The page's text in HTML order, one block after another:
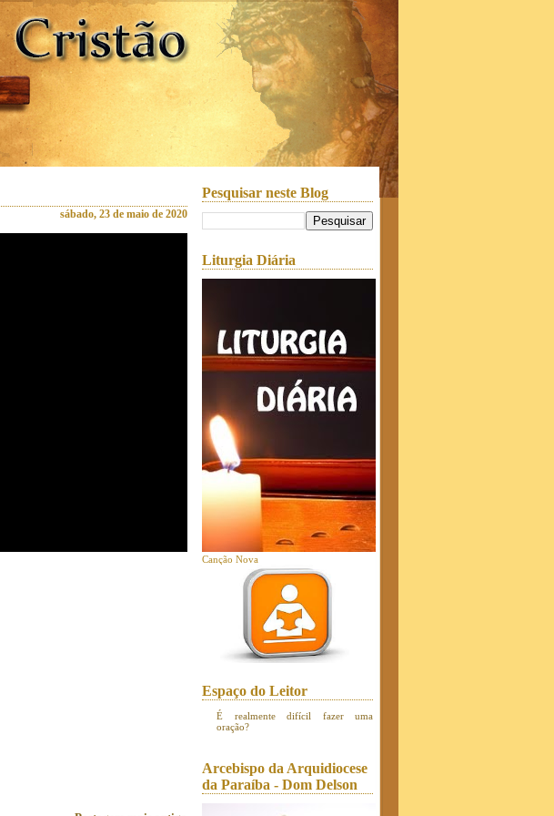
sábado, 23 de maio de 2020
Pesquisar neste Blog
Liturgia Diária
Canção Nova
Espaço do Leitor
É realmente difícil fazer uma
oração?
Arcebispo da Arquidiocese
da Paraíba - Dom Delson